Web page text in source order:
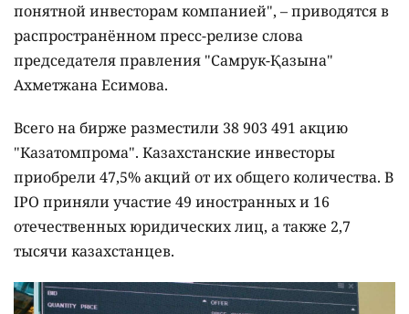
понятной инвесторам компанией", – приводятся в
распространённом пресс-релизе слова
председателя правления "Самрук-Қазына"
Ахметжана Есимова.
Всего на бирже разместили 38 903 491 акцию
"Казатомпрома". Казахстанские инвесторы
приобрели 47,5% акций от их общего количества. В
IPO приняли участие 49 иностранных и 16
отечественных юридических лиц, а также 2,7
тысячи казахстанцев.